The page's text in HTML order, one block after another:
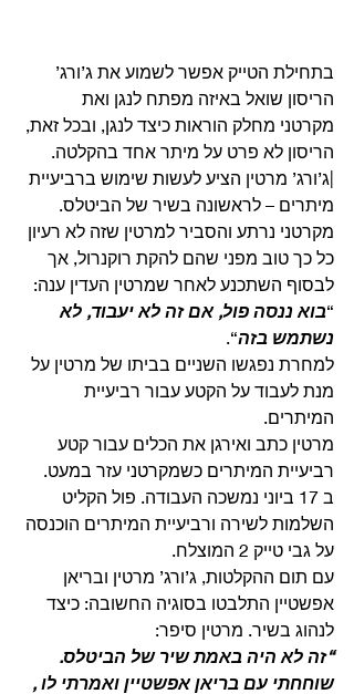
בתחילת הטייק אפשר לשמוע את ג’ורג’
הריסון שואל באיזה מפתח לנגן ואת
מקרטני מחלק הוראות כיצד לנגן, ובכל זאת,
הריסון לא פרט על מיתר אחד בהקלטה.
|ג’ורג’ מרטין הציע לעשות שימוש ברביעיית
מיתרים – לראשונה בשיר של הביטלס.
מקרטני נרתע והסביר למרטין שזה לא רעיון
כל כך טוב מפני שהם להקת רוקנרול, אך
לבסוף השתכנע לאחר שמרטין העדין ענה:
“בוא ננסה פול, אם זה לא יעבוד, לא
נשתמש בזה“.
למחרת נפגשו השניים בביתו של מרטין על
מנת לעבוד על הקטע עבור רביעיית
המיתרים.
מרטין כתב ואירגן את הכלים עבור קטע
רביעיית המיתרים כשמקרטני עזר במעט.
ב 17 ביוני נמשכה העבודה. פול הקליט
השלמות לשירה ורביעיית המיתרים הוכנסה
על גבי טייק 2 המוצלח.
עם תום ההקלטות, ג’ורג’ מרטין ובריאן
אפשטיין התלבטו בסוגיה החשובה: כיצד
לנהוג בשיר. מרטין סיפר:
“זה לא היה באמת שיר של הביטלס.
שוחחתי עם בריאן אפשטיין ואמרתי לו ,